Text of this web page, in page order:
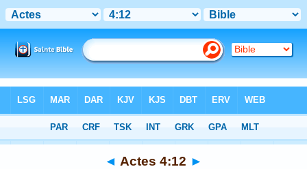
Chapitre 4> Verset 12
◄ Actes 4:12 ►